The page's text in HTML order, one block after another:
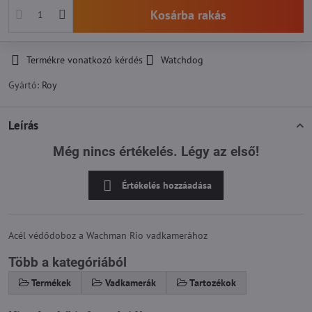
Kosárba rakás
Termékre vonatkozó kérdés
Watchdog
Gyártó: Roy
Leírás
Még nincs értékelés. Légy az első!
Értékelés hozzáadása
Acél védődoboz a Wachman Rio vadkamerához
Több a kategóriából
Termékek Vadkamerák Tartozékok